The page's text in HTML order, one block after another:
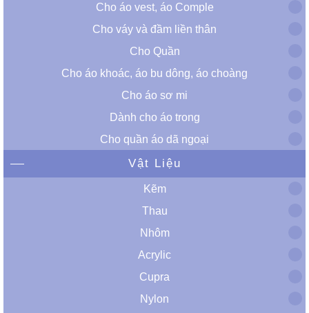
Cho áo vest, áo Comple
Cho váy và đầm liền thân
Cho Quần
Cho áo khoác, áo bu dông, áo choàng
Cho áo sơ mi
Dành cho áo trong
Cho quần áo dã ngoại
Vật Liệu
Kẽm
Thau
Nhôm
Acrylic
Cupra
Nylon